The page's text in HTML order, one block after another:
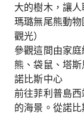
大的樹木，讓
瑪璐無尾熊動
觀光）
參觀這間由家
熊、袋鼠、塔
諾比斯中心
前往菲利普島
的海景。從諾